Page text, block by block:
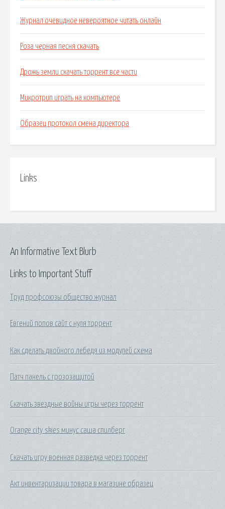
Журнал очевидное невероятное читать онлайн
Роза черная песня скачать
Дрожь земли скачать торрент все части
Микротрип играть на компьютере
Образец протокол смена директора
Links
Links to Important Stuff
Труд профсоюзы общество журнал
Евгений попов сайт с нуля торрент
Как сделать двойного лебедя из модулей схема
Патч панель с грозозащитой
Скачать звездные войны игры через торрент
Orange city skies минус саша спилберг
Скачать игру военная разведка через торрент
Акт инвентаризации товара в магазине образец
An Informative Text Blurb